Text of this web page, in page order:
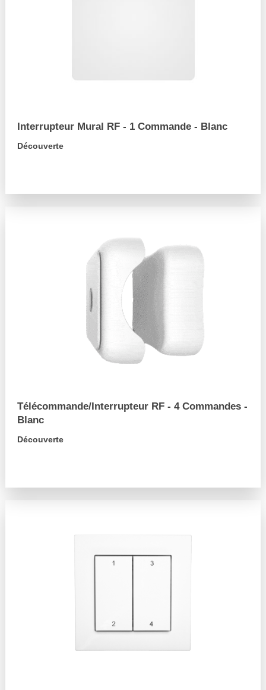
Interrupteur Mural RF - 1 Commande - Blanc
Découverte
Télécommande/Interrupteur RF - 4 Commandes -
Blanc
Découverte